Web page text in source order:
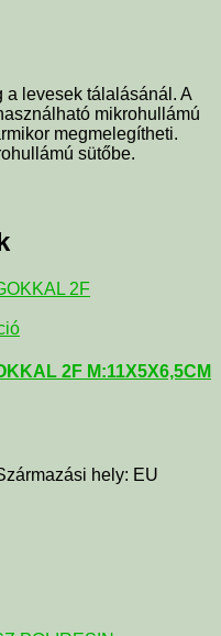
a levesek tálalásánál. A
mikrohullámú
megmelegítheti.
sütőbe.
2F M:11X5X6,5CM
hely: EU